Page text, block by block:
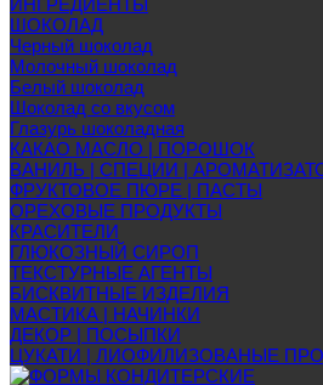
ИНГРЕДИЕНТЫ
ШОКОЛАД
Черный шоколад
Молочный шоколад
Белый шоколад
Шоколад со вкусом
Глазурь шоколадная
КАКАО МАСЛО | ПОРОШОК
ВАНИЛЬ | СПЕЦИИ |
ФРУКТОВОЕ ПЮРЕ | ПАСТЫ
ОРЕХОВЫЕ ПРОДУКТЫ
КРАСИТЕЛИ
ГЛЮКОЗНЫЙ СИРОП
ТЕКСТУРНЫЕ АГЕНТЫ
БИСКВИТНЫЕ ИЗДЕЛИЯ
МАСТИКА | НАЧИНКИ
ДЕКОР | ПОСЫПКИ
ЦУКАТИ | ЛИОФИЛИЗОВАНЫЕ